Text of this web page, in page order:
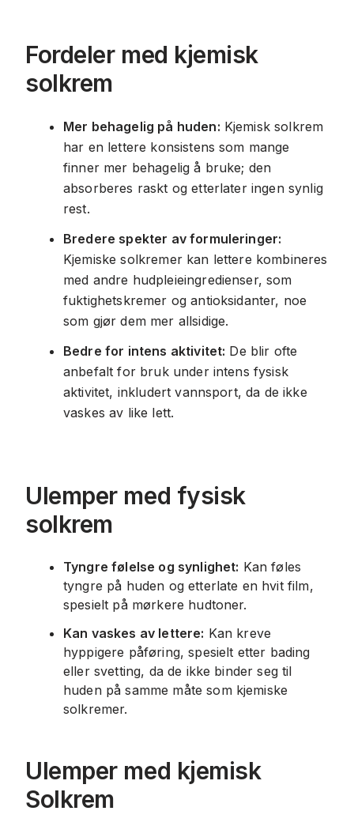
Fordeler med kjemisk
solkrem
Mer behagelig på huden: Kjemisk solkrem
har en lettere konsistens som mange
finner mer behagelig å bruke; den
absorberes raskt og etterlater ingen synlig
rest.
Bredere spekter av formuleringer:
Kjemiske solkremer kan lettere kombineres
med andre hudpleieingredienser, som
fuktighetskremer og antioksidanter, noe
som gjør dem mer allsidige.
Bedre for intens aktivitet: De blir ofte
anbefalt for bruk under intens fysisk
aktivitet, inkludert vannsport, da de ikke
vaskes av like lett.
Ulemper med fysisk
solkrem
Tyngre følelse og synlighet: Kan føles
tyngre på huden og etterlate en hvit film,
spesielt på mørkere hudtoner.
Kan vaskes av lettere: Kan kreve
hyppigere påføring, spesielt etter bading
eller svetting, da de ikke binder seg til
huden på samme måte som kjemiske
solkremer.
Ulemper med kjemisk
Solkrem